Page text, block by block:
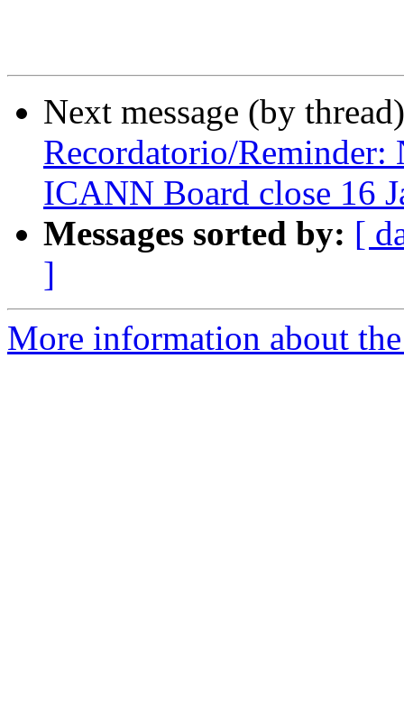
Next message (by
Recordatorio/Reminder:
ICANN Board close 16
Messages sorted by: [
]
More information about